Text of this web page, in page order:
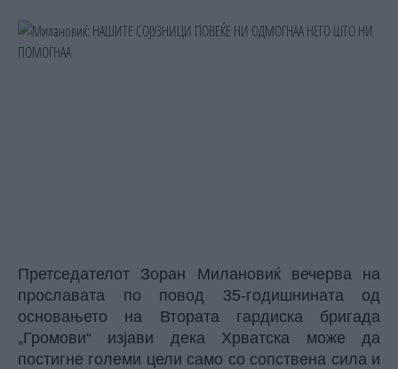
Претседателот Зоран Милановиќ вечерва на
прославата по повод 35-годишнината од
основањето на Втората гардиска бригада
„Громови“ изјави дека Хрватска може да
постигне големи цели само со сопствена сила и